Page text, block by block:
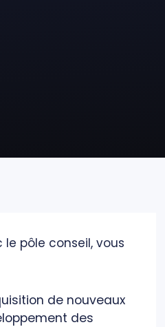
pôle conseil, vous
de nouveaux
des